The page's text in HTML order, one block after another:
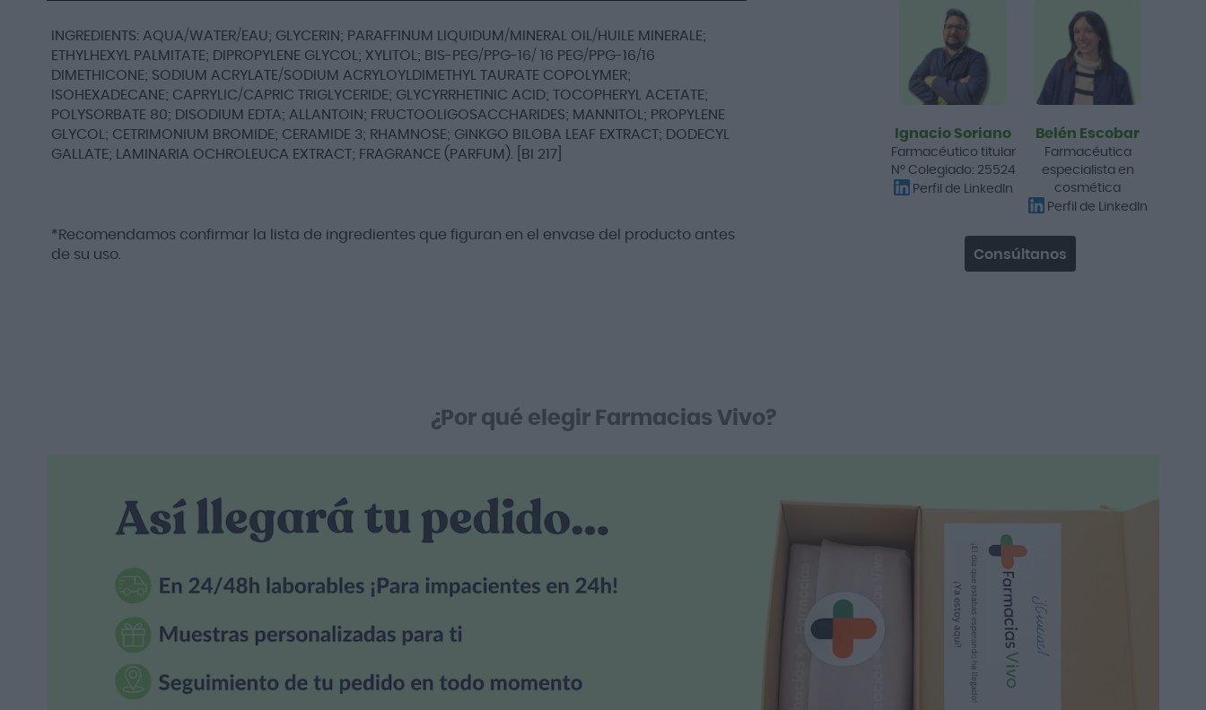
Mixsoon Bean Essence
Facial Essence 50 ml
13,50 €
16,95 €
Promo
Solo he usado 2 , tendré que darle
más tiempo. El producto escuece u...
INGREDIENTS: AQUA/WATER/EAU; GLYCERIN; PARAFFINUM LIQUIDUM/MINERAL OIL/HUILE MINERALE;
ETHYLHEXYL PALMITATE; DIPROPYLENE GLYCOL; XYLITOL; BIS-PEG/PPG-16/ 16 PEG/PPG-16/16
DIMETHICONE; SODIUM ACRYLATE/SODIUM ACRYLOYLDIMETHYL TAURATE COPOLYMER;
ISOHEXADECANE; CAPRYLIC/CAPRIC TRIGLYCERIDE; GLYCYRRHETINIC ACID; TOCOPHERYL ACETATE;
POLYSORBATE 80; DISODIUM EDTA; ALLANTOIN; FRUCTOOLIGOSACCHARIDES; MANNITOL; PROPYLENE
GLYCOL; CETRIMONIUM BROMIDE; CERAMIDE 3; RHAMNOSE; GINKGO BILOBA LEAF EXTRACT; DODECYL
GALLATE; LAMINARIA OCHROLEUCA EXTRACT; FRAGRANCE (PARFUM). [BI 217]
*Recomendamos confirmar la lista de ingredientes que figuran en el envase del producto antes
de su uso.
Ignacio Soriano
Farmacéutico titular
Nº Colegiado: 25524
Perfil de LinkedIn
Belén Escobar
Farmacéutica
especialista en
cosmética
Perfil de LinkedIn
Consúltanos
¿Por qué elegir Farmacias Vivo?